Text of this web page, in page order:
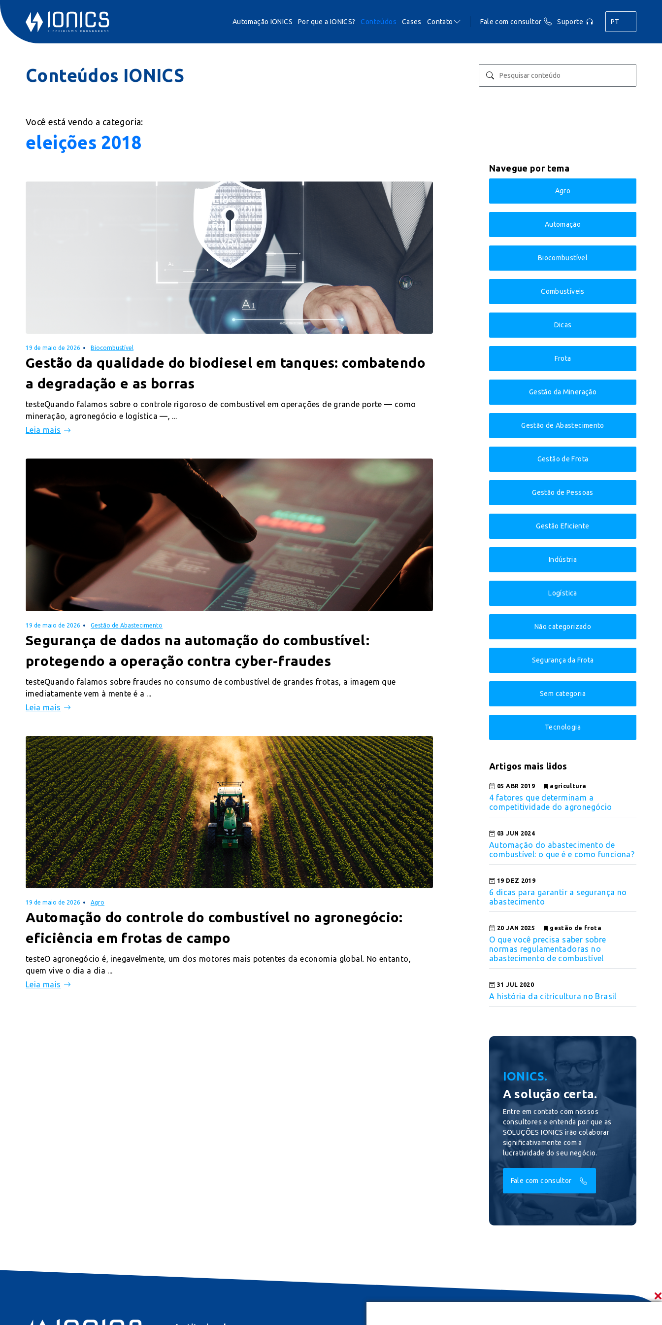
Automação IONICS Por que a IONICS? Conteúdos Cases Contato Fale com consultor Suporte PT
Conteúdos IONICS
Você está vendo a categoria:
eleições 2018
19 de maio de 2026 Biocombustível
Gestão da qualidade do biodiesel em tanques: combatendo
a degradação e as borras
testeQuando falamos sobre o controle rigoroso de combustível em operações de grande porte — como
mineração, agronegócio e logística —, ...
Leia mais
19 de maio de 2026 Gestão de Abastecimento
Segurança de dados na automação do combustível:
protegendo a operação contra cyber-fraudes
testeQuando falamos sobre fraudes no consumo de combustível de grandes frotas, a imagem que
imediatamente vem à mente é a ...
Leia mais
19 de maio de 2026 Agro
Automação do controle do combustível no agronegócio:
eficiência em frotas de campo
testeO agronegócio é, inegavelmente, um dos motores mais potentes da economia global. No entanto,
quem vive o dia a dia ...
Leia mais
Navegue por tema
Agro
Automação
Biocombustível
Combustíveis
Dicas
Frota
Gestão da Mineração
Gestão de Abastecimento
Gestão de Frota
Gestão de Pessoas
Gestão Eficiente
Indústria
Logística
Não categorizado
Segurança da Frota
Sem categoria
Tecnologia
Artigos mais lidos
05 ABR 2019 agricultura
4 fatores que determinam a
competitividade do agronegócio
03 JUN 2024
Automação do abastecimento de
combustível: o que é e como funciona?
19 DEZ 2019
6 dicas para garantir a segurança no
abastecimento
20 JAN 2025 gestão de frota
O que você precisa saber sobre
normas regulamentadoras no
abastecimento de combustível
31 JUL 2020
A história da citricultura no Brasil
IONICS.
A solução certa.
Entre em contato com nossos
consultores e entenda por que as
SOLUÇÕES IONICS irão colaborar
significativamente com a
lucratividade do seu negócio.
Fale com consultor